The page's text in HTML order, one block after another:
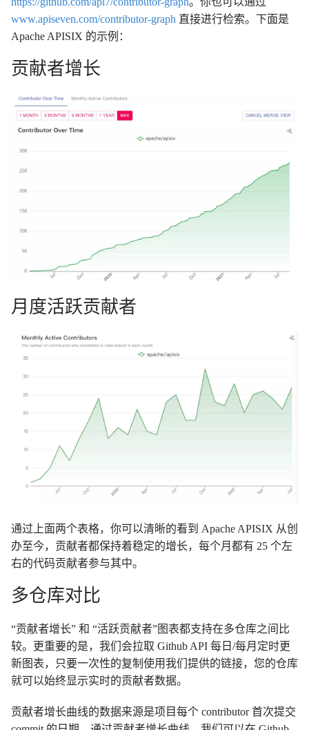
www.apiseven.com/contributor-graph 直接进行检索。下面是
Apache APISIX 的示例：
贡献者增长
月度活跃贡献者
通过上面两个表格，你可以清晰的看到 Apache APISIX 从创
办至今，贡献者都保持着稳定的增长，每个月都有 25 个左
右的代码贡献者参与其中。
多仓库对比
“贡献者增长” 和 “活跃贡献者”图表都支持在多仓库之间比
较。更重要的是，我们会拉取 Github API 每日/每月定时更
新图表，只要一次性的复制使用我们提供的链接，您的仓库
就可以始终显示实时的贡献者数据。
贡献者增长曲线的数据来源是项目每个 contributor 首次提交